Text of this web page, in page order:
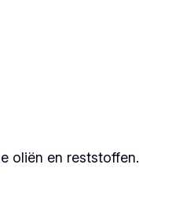
oliën en reststoffen.